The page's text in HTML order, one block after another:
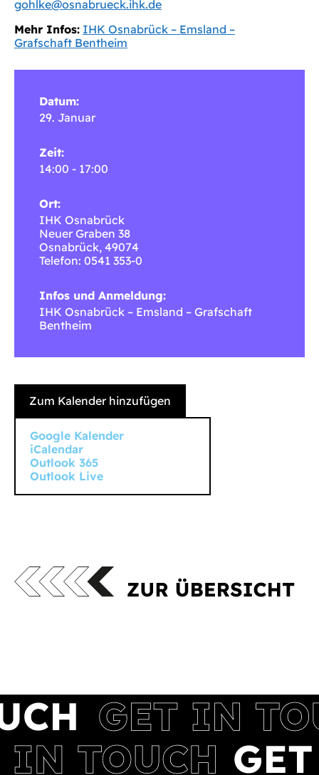
gohlke@osnabrueck.ihk.de
Mehr Infos: IHK Osnabrück – Emsland –
Grafschaft Bentheim
Datum:
29. Januar
Zeit:
14:00 - 17:00
Ort:
IHK Osnabrück
Neuer Graben 38
Osnabrück, 49074
Telefon: 0541 353-0
Infos und Anmeldung:
IHK Osnabrück – Emsland – Grafschaft
Bentheim
Zum Kalender hinzufügen
Google Kalender
iCalendar
Outlook 365
Outlook Live